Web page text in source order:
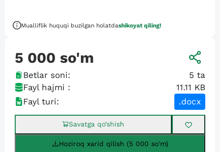
Mualliflik huquqi buzilgan holatdashikoyat qiling!
5 000 so'm
Betlar soni: 5 ta
Fayl hajmi :
11.11 KB
Fayl turi:
.docx
Savatga qo’shish
Hoziroq xarid qilish (5 000 so'm)